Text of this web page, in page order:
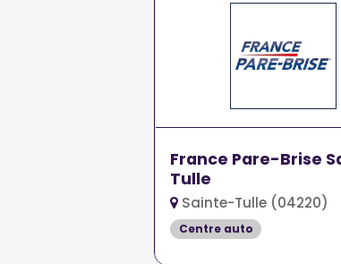
France Pare-Brise
Tulle
Sainte-Tulle (04220)
Centre auto